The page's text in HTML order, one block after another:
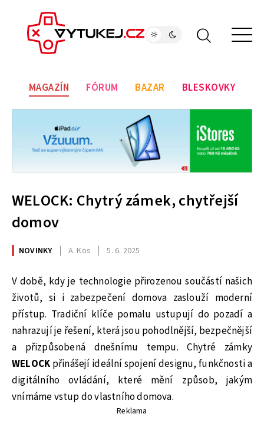
MAGAZÍN FÓRUM BAZAR BLESKOVKY
WELOCK: Chytrý zámek, chytřejší
domov
NOVINKY A. Kos 5. 6. 2025
V době, kdy je technologie přirozenou součástí našich
životů, si i zabezpečení domova zaslouží moderní
přístup. Tradiční klíče pomalu ustupují do pozadí a
nahrazují je řešení, která jsou pohodlnější, bezpečnější
a přizpůsobená dnešnímu tempu. Chytré zámky
WELOCK přinášejí ideální spojení designu, funkčnosti a
digitálního ovládání, které mění způsob, jakým
vnímáme vstup do vlastního domova.
Reklama